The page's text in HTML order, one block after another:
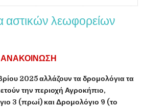
αστικών λεωφορείων
ΑΝΑΚΟΙΝΩΣΗ
2025 αλλάζουν τα δρομολόγια τα
την περιοχή Αγροκήπιο,
3 (πρωί) και Δρομολόγιο 9 (το